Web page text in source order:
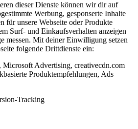
dieser Dienste können wir dir auf
Werbung, gesponserte Inhalte
für unsere Webseite oder Produkte
Surf- und Einkaufsverhalten anzeigen
messen. Mit deiner Einwilligung setzen
folgende Drittdienste ein:
Microsoft Advertising, creativecdn.com
Produktempfehlungen, Ads
Tracking